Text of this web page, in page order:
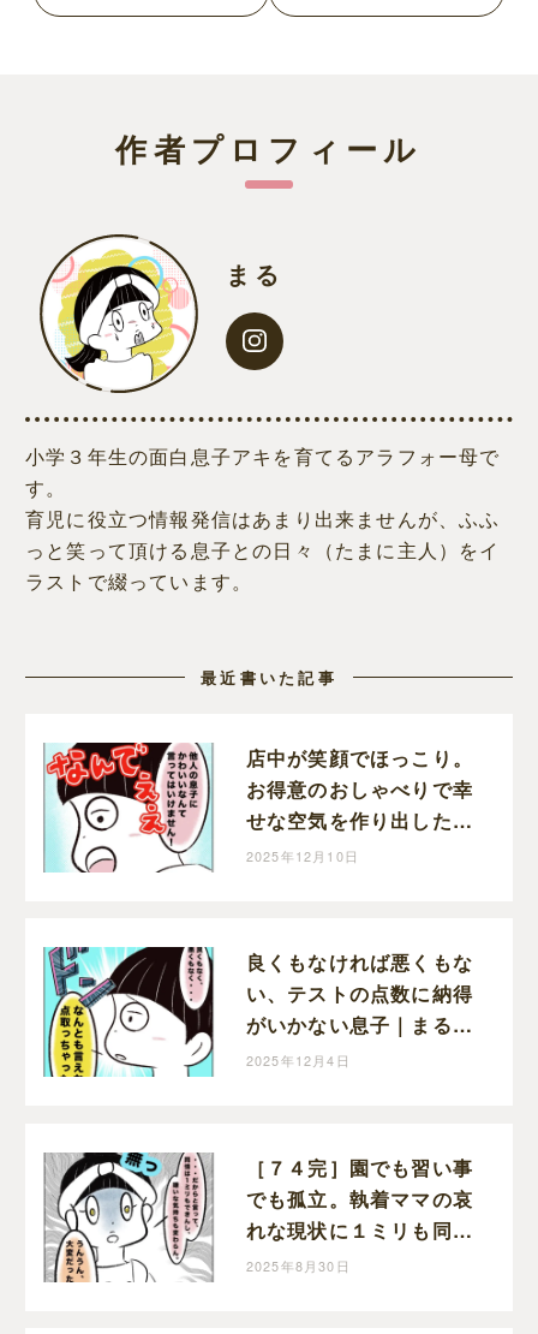
作者プロフィール
まる
小学３年生の面白息子アキを育てるアラフォー母で
す。
育児に役立つ情報発信はあまり出来ませんが、ふふ
っと笑って頂ける息子との日々（たまに主人）をイ
ラストで綴っています。
最近書いた記事
店中が笑顔でほっこり。
お得意のおしゃべりで幸
せな空気を作り出した息
子｜まるの育児絵日記
2025年12月10日
良くもなければ悪くもな
い、テストの点数に納得
がいかない息子｜まるの
育児絵日記
2025年12月4日
［７４完］園でも習い事
でも孤立。執着ママの哀
れな現状に１ミリも同情
できない。執着ママにロ
2025年8月30日